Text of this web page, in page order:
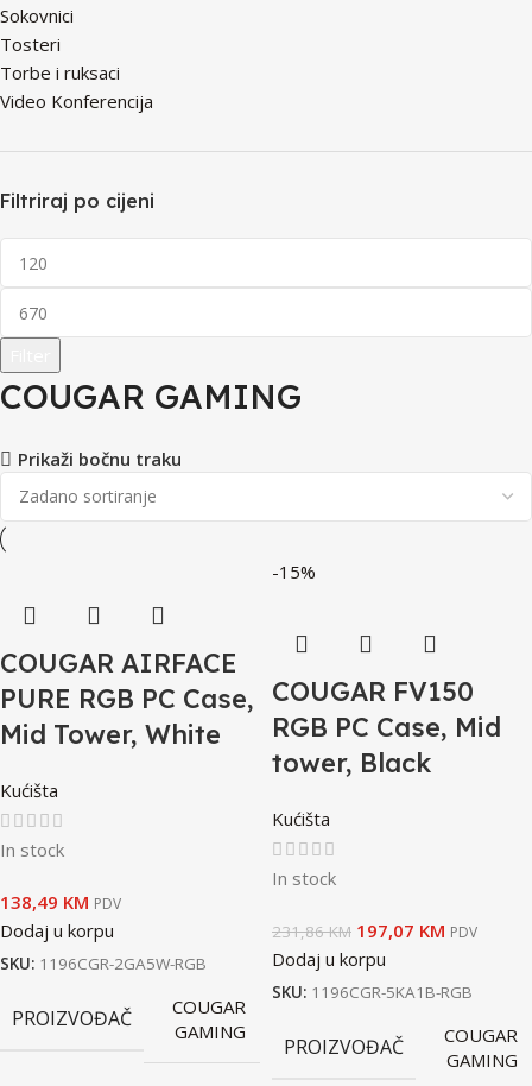
Sokovnici
Tosteri
Torbe i ruksaci
Video Konferencija
Filtriraj po cijeni
COUGAR GAMING
Prikaži bočnu traku
COUGAR AIRFACE
PURE RGB PC Case,
Mid Tower, White
Kućišta
In stock
138,49 KM PDV
Dodaj u korpu
SKU: 1196CGR-2GA5W-RGB
PROIZVOĐAČ
COUGAR
GAMING
-15%
COUGAR FV150
RGB PC Case, Mid
tower, Black
Kućišta
In stock
231,86KM 197,07 KM PDV
Dodaj u korpu
SKU: 1196CGR-5KA1B-RGB
PROIZVOĐAČ
COUGAR
GAMING